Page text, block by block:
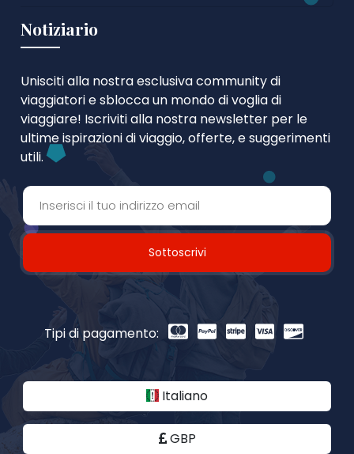
Notiziario
Unisciti alla nostra esclusiva community di
viaggiatori e sblocca un mondo di voglia di
viaggiare! Iscriviti alla nostra newsletter per le
ultime ispirazioni di viaggio, offerte, e suggerimenti
utili.
Sottoscrivi
Tipi di pagamento:
Italiano
GBP